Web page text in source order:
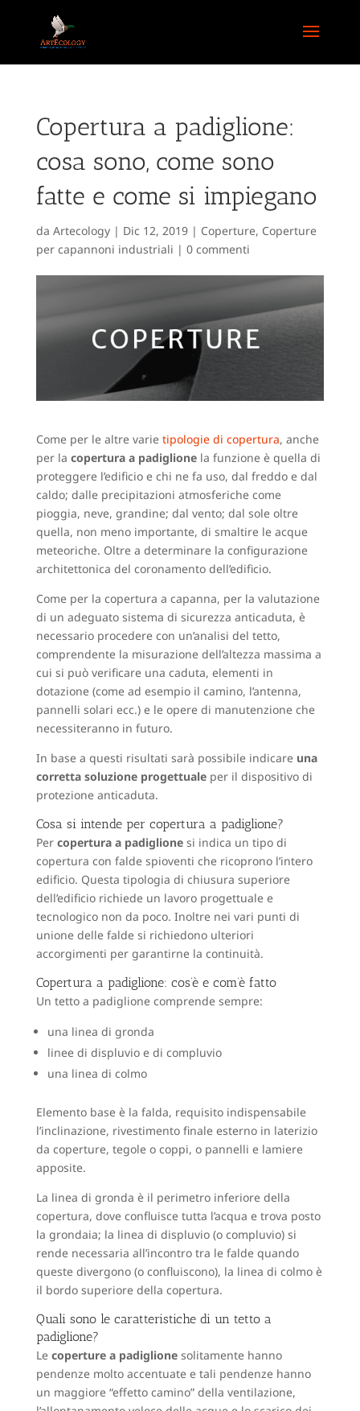
Copertura a padiglione:
cosa sono, come sono
fatte e come si impiegano
da Artecology| Dic 12, 2019| Coperture, Coperture
per capannoni industriali | 0 commenti
Come per le altre varie tipologie di copertura, anche
per la copertura a padiglionela funzione è quella di
proteggere l’edificio e chi ne fa uso, dal freddo e dal
caldo; dalle precipitazioni atmosferiche come
pioggia, neve, grandine; dal vento; dal sole oltre
quella, non meno importante, di smaltire le acque
meteoriche. Oltre a determinare la configurazione
architettonica del coronamento dell’edificio.
Come per la copertura a capanna, per la valutazione
di un adeguato sistema di sicurezza anticaduta, è
necessario procedere con un’analisi del tetto,
comprendente la misurazione dell’altezza massima a
cui si può verificare una caduta, elementi in
dotazione (come ad esempio il camino, l’antenna,
pannelli solari ecc.) e le opere di manutenzione che
necessiteranno in futuro.
In base a questi risultati sarà possibile indicare una
corretta soluzione progettualeper il dispositivo di
protezione anticaduta.
Cosa si intende per copertura a padiglione?
Per copertura a padiglionesi indica un tipo di
copertura con falde spioventi che ricoprono l’intero
edificio. Questa tipologia di chiusura superiore
dell’edificio richiede un lavoro progettuale e
tecnologico non da poco. Inoltre nei vari punti di
unione delle falde si richiedono ulteriori
accorgimenti per garantirne la continuità.
Copertura a padiglione: cos’è e com’è fatto
Un tetto a padiglione comprende sempre:
una linea di gronda
linee di displuvio e di compluvio
una linea di colmo
Elemento base è la falda, requisito indispensabile
l’inclinazione, rivestimento finale esterno in laterizio
da coperture, tegole o coppi, o pannelli e lamiere
apposite.
La linea di gronda è il perimetro inferiore della
copertura, dove confluisce tutta l’acqua e trova posto
la grondaia; la linea di displuvio (o compluvio) si
rende necessaria all’incontro tra le falde quando
queste divergono (o confluiscono), la linea di colmo è
il bordo superiore della copertura.
Quali sono le caratteristiche di un tetto a
padiglione?
Le coperture a padiglionesolitamente hanno
pendenze molto accentuate e tali pendenze hanno
un maggiore “effetto camino” della ventilazione,